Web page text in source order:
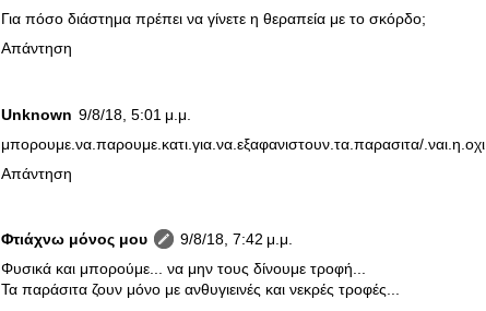
Για πόσο διάστημα πρέπει να γίνετε η θεραπεία με το σκόρδο;
Απάντηση
Unknown 9/8/18, 5:01 μ.μ.
μπορουμε.να.παρουμε.κατι.για.να.εξαφανιστουν.τα.παρασιτα/.ναι.η.οχι
Απάντηση
Φτιάχνω μόνος μου
9/8/18, 7:42 μ.μ.
Φυσικά και μπορούμε... να μην τους δίνουμε τροφή...
Τα παράσιτα ζουν μόνο με ανθυγιεινές και νεκρές τροφές...